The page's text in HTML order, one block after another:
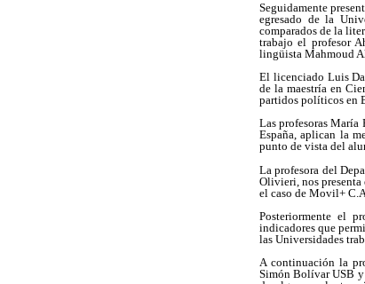
Seguidamente
egresado de la
comparados de la
trabajo el profesor
lingüista Mahmoud
El licenciado Luis
de la maestría en
partidos políticos en
Las profesoras
España, aplican la
punto de vista del
La profesora del
Olivieri, nos presenta
el caso de Movil+ C.A.
Posteriormente el
indicadores que
las Universidades
A continuación la
Simón Bolívar USB y